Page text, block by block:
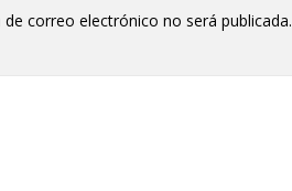
de correo electrónico no será publicada.